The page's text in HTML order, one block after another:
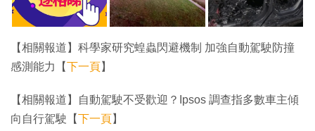
【相關報道】科學家研究蝗蟲閃避機制 加強自動駕駛防撞
感測能力【下一頁】
【相關報道】自動駕駛不受歡迎？Ipsos 調查指多數車主傾
向自行駕駛【下一頁】